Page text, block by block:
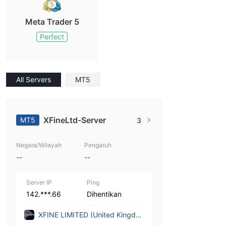
Meta Trader 5
Perfect
All Servers MT5
MT5 XFineLtd-Server 3
Negara/Wilayah
--
Pengaruh
--
Server IP
142.***.66
Ping
Dihentikan
XFINE LIMITED (United Kingdo